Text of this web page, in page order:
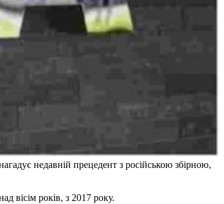
недавній прецедент з російською збірною,
вісім років, з 2017 року.